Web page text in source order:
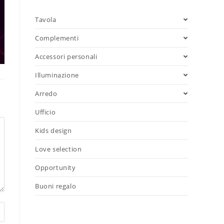
Tavola
Complementi
Accessori personali
Illuminazione
Arredo
Ufficio
Kids design
Love selection
Opportunity
Buoni regalo